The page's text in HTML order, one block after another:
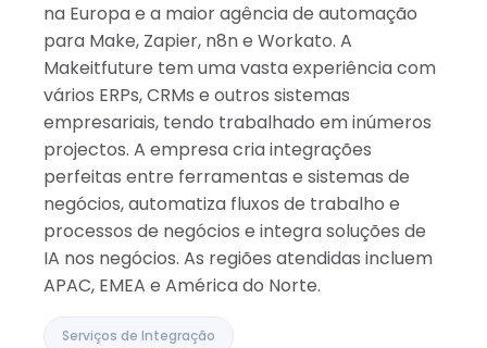
na Europa e a maior agência de automação
para Make, Zapier, n8n e Workato. A
Makeitfuture tem uma vasta experiência com
vários ERPs, CRMs e outros sistemas
empresariais, tendo trabalhado em inúmeros
projectos. A empresa cria integrações
perfeitas entre ferramentas e sistemas de
negócios, automatiza fluxos de trabalho e
processos de negócios e integra soluções de
IA nos negócios. As regiões atendidas incluem
APAC, EMEA e América do Norte.
Serviços de Integração